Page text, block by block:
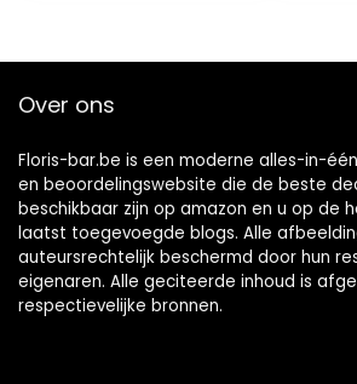
Over ons
Floris-bar.be is een moderne alles-in-
en beoordelingswebsite die de beste
beschikbaar zijn op amazon en u op de
laatst toegevoegde blogs. Alle
auteursrechtelijk beschermd door hun
eigenaren. Alle geciteerde inhoud is
respectievelijke bronnen.